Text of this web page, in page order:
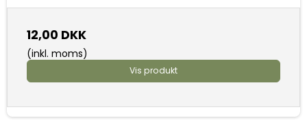
12,00 DKK
(inkl. moms)
Vis produkt